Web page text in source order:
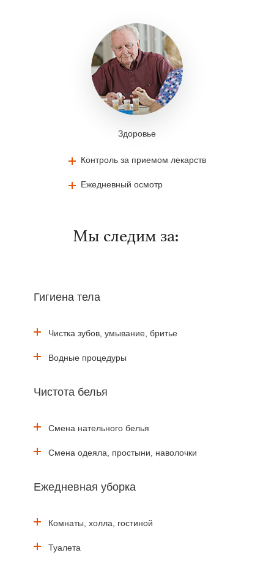
Здоровье
Контроль за приемом лекарств
Ежедневный осмотр
Мы следим за:
Гигиена тела
Чистка зубов, умывание, бритье
Водные процедуры
Чистота белья
Смена нательного белья
Смена одеяла, простыни, наволочки
Ежедневная уборка
Комнаты, холла, гостиной
Туалета